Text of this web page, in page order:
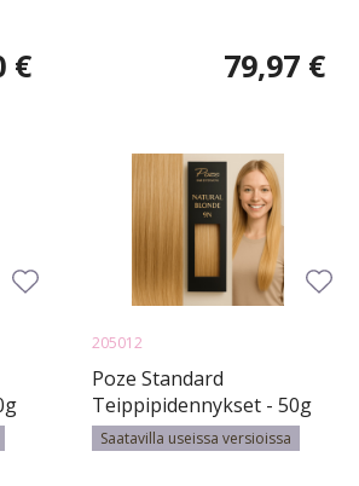
€ 79,97 €
205012
Poze Standard
Teippipidennykset - 50g
9N Natural Blonde ?
50cm
Saatavilla useissa versioissa